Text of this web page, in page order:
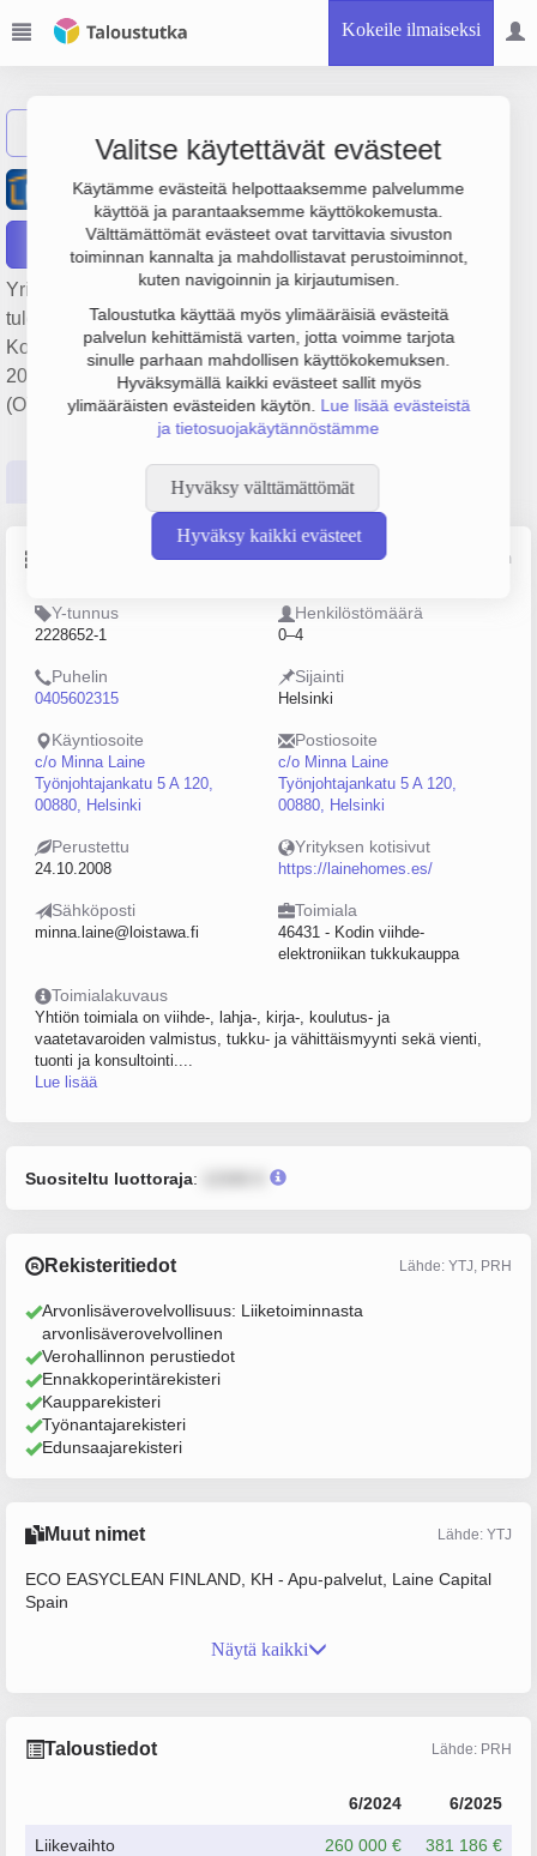
Kokeile ilmaiseksi
Valitse käytettävät evästeet
Käytämme evästeitä helpottaaksemme palvelumme
käyttöä ja parantaaksemme käyttökokemusta.
Välttämättömät evästeet ovat tarvittavia sivuston
toiminnan kannalta ja mahdollistavat perustoiminnot,
kuten navigoinnin ja kirjautumisen.
Taloustutka käyttää myös ylimääräisiä evästeitä
palvelun kehittämistä varten, jotta voimme tarjota
sinulle parhaan mahdollisen käyttökokemuksen.
Hyväksymällä kaikki evästeet sallit myös
ylimääräisten evästeiden käytön. Lue lisää evästeistä
ja tietosuojakäytännöstämme
Hyväksy välttämättömät
Hyväksy kaikki evästeet
LOISTAWA SUOMI Oy
Raportit
Yrityksen LOISTAWA SUOMI Oy liikevaihto on 381 000 €,
tulos 12 000 € ja henkilöstömäärä 2. Sen päätoimiala on
Kodin viihde-elektroniikan tukkukauppa, perustamisvuosi
2008 ja sijainti Helsinki. Yrityksen yhtiömuoto Osakeyhtiö
(OY).
Tilinpäätösluvut Päättäjätiedot
Lähde: YTJ, PRH, Traficom
Y-tunnus
2228652-1
Henkilöstömäärä
0–4
Puhelin
0405602315
Sijainti
Helsinki
Käyntiosoite
c/o Minna Laine
Työnjohtajankatu 5 A 120,
00880, Helsinki
Postiosoite
c/o Minna Laine
Työnjohtajankatu 5 A 120,
00880, Helsinki
Perustettu
24.10.2008
Yrityksen kotisivut
https://lainehomes.es/
Sähköposti
minna.laine@loistawa.fi
Toimiala
46431 - Kodin viihde-
elektroniikan tukkukauppa
Toimialakuvaus
Yhtiön toimiala on viihde-, lahja-, kirja-, koulutus- ja
vaatetavaroiden valmistus, tukku- ja vähittäismyynti sekä vienti,
tuonti ja konsultointi....
Lue lisää
Suositeltu luottoraja:
Rekisteritiedot Lähde: YTJ, PRH
Arvonlisäverovelvollisuus: Liiketoiminnasta
arvonlisäverovelvollinen
Verohallinnon perustiedot
Ennakkoperintärekisteri
Kaupparekisteri
Työnantajarekisteri
Edunsaajarekisteri
Muut nimet Lähde: YTJ
ECO EASYCLEAN FINLAND, KH - Apu-palvelut, Laine Capital
Spain
Näytä kaikki
Taloustiedot Lähde: PRH
6/2024 6/2025
Liikevaihto 260 000 € 381 186 €